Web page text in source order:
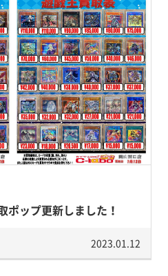
ポップ更新しました！
2023.01.12